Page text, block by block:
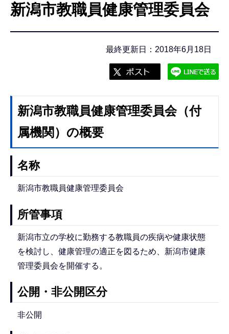
新潟市教職員健康管理委員会
最終更新日：2018年6月18日
新潟市教職員健康管理委員会（付
属機関）の概要
名称
新潟市教職員健康管理委員会
所管事項
新潟市立の学校に勤務する教職員の疾病や健康状態
を検討し、健康管理の適正を図るため、新潟市健康
管理委員会を開催する。
公開・非公開区分
非公開